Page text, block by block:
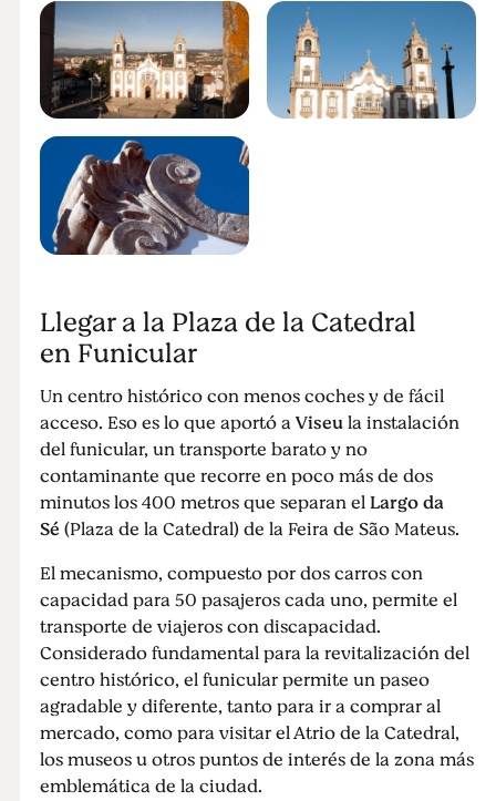
Llegar a la Plaza de la Catedral
en Funicular
Un centro histórico con menos coches y de fácil
acceso. Eso es lo que aportó a Viseula instalación
del funicular, un transporte barato y no
contaminante que recorre en poco más de dos
minutos los 400 metros que separan el Largo da
Sé (Plaza de la Catedral) de la Feira de São Mateus.
El mecanismo, compuesto por dos carros con
capacidad para 50 pasajeros cada uno, permite el
transporte de viajeros con discapacidad.
Considerado fundamental para la revitalización del
centro histórico, el funicular permite un paseo
agradable y diferente, tanto para ir a comprar al
mercado, como para visitar el Atrio de la Catedral,
los museos u otros puntos de interés de la zona más
emblemática de la ciudad.